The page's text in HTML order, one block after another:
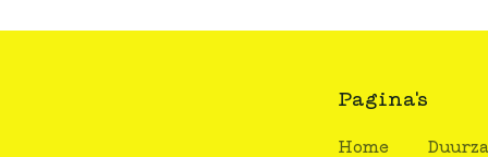
Pagina's
Home